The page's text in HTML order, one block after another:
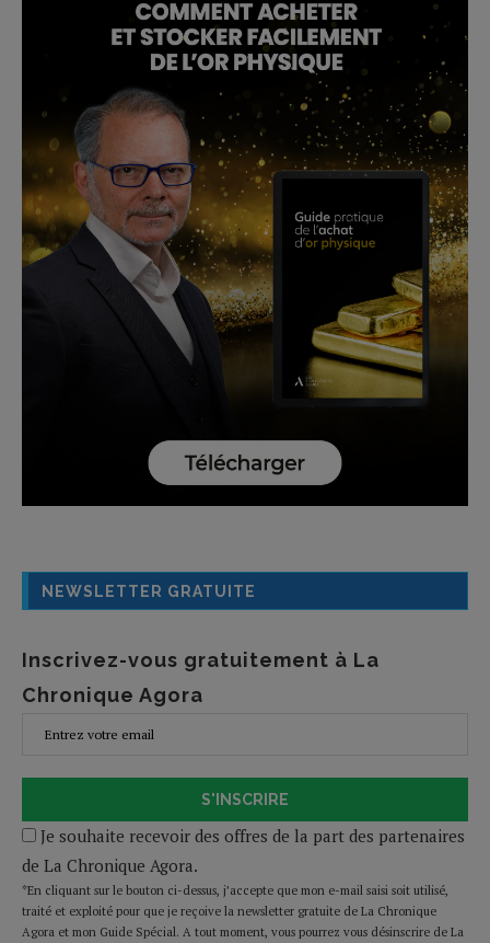
NEWSLETTER GRATUITE
Inscrivez-vous gratuitement à La
Chronique Agora
S'INSCRIRE
Je souhaite recevoir des offres de la part des partenaires
de La Chronique Agora.
*En cliquant sur le bouton ci-dessus, j’accepte que mon e-mail saisi soit utilisé,
traité et exploité pour que je reçoive la newsletter gratuite de La Chronique
Agora et mon Guide Spécial. A tout moment, vous pourrez vous désinscrire de La